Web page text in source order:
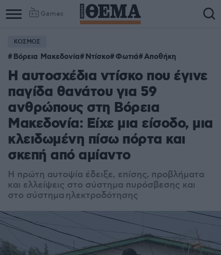
Games
ΚΟΣΜΟΣ
Βόρεια Μακεδονία Ντίσκο Φωτιά Αποθήκη
Η αυτοσχέδια ντίσκο που έγινε
παγίδα θανάτου για 59
ανθρώπους στη Βόρεια
Μακεδονία: Είχε μια είσοδο, μια
κλειδωμένη πίσω πόρτα και
σκεπή από αμίαντο
Η πρώτη αυτοψία έδειξε, επίσης, προβλήματα
και ελλείψεις στο σύστημα πυρόσβεσης και
στο σύστημα ηλεκτροδότησης